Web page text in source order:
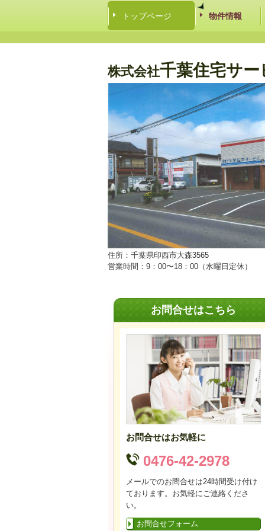
トップページ 物件情報
株式会社千葉住宅サー
住所：千葉県印西市大森3565
営業時間：9：00〜18：00（水曜日定休）
お問合せはこちら
お問合せはお気軽に
0476-42-2978
メールでのお問合せは24時間受け付け
ております。お気軽にご連絡くださ
い。
お問合せフォーム